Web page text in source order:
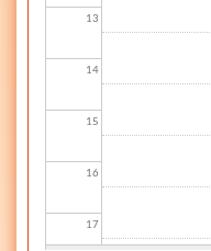
13
14
15
16
17